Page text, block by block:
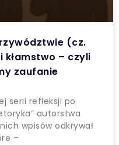
(cz.
kłamstwo – czyli
zaufanie
serii refleksji po
autorstwa
wpisów odkrywał
–